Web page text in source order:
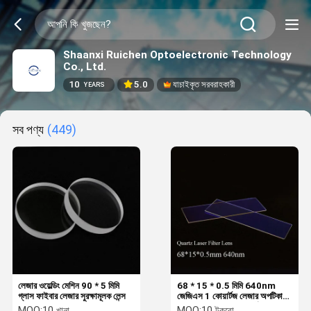
Shaanxi Ruichen Optoelectronic Technology
Co., Ltd.
10 YEARS 5.0 যাচাইকৃত সরবরাহকারী
সব পণ্য (449)
লেজার ওয়েল্ডিং মেশিন 90 * 5 মিমি
গ্লাস ফাইবার লেজার সুরক্ষামূলক লেন্স
68 * 15 * 0.5 মিমি 640nm
জেজিএস 1 কোয়ার্টজ লেজার অপটিকাল
ব্যান্ডপাস ফিল্টার লেজার পুনর্জীবন যন্ত্র